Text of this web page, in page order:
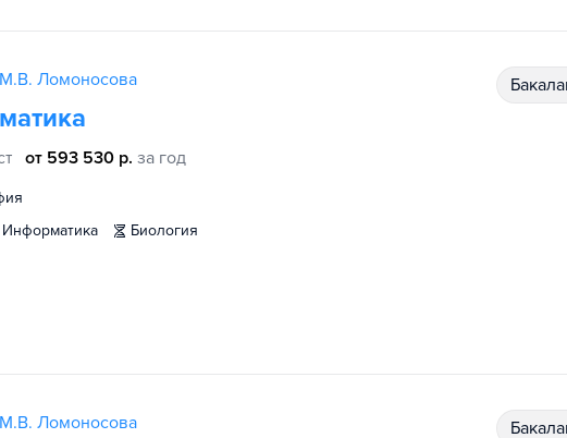
М.В. Ломоносова
от 593 530 р. за год
информатика
биология
М.В. Ломоносова